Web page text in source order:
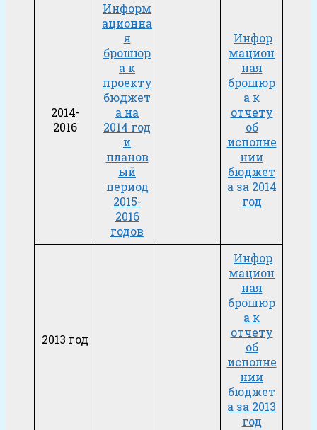
2014-
2016
Информ
ационна
я
брошюр
а к
проекту
бюджет
а на
2014 год
и
планов
ый
период
2015-
2016
годов
Инфор
мацион
ная
брошюр
а к
отчету
об
исполне
нии
бюджет
а за 2014
год
2013 год
Инфор
мацион
ная
брошюр
а к
отчету
об
исполне
нии
бюджет
а за 2013
год